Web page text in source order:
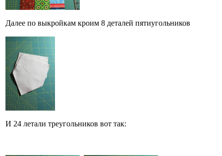
Далее по выкройкам кроим 8 деталей пятиугольников
И 24 летали треугольников вот так: